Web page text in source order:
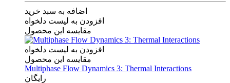
اضافه به سبد خرید
افزودن به لیست دلخواه
مقایسه این محصول
افزودن به لیست دلخواه
مقایسه این محصول
Multiphase Flow Dynamics 3: Thermal Interactions
رایگان